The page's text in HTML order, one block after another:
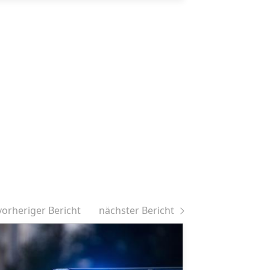
Bericht nächster Bericht